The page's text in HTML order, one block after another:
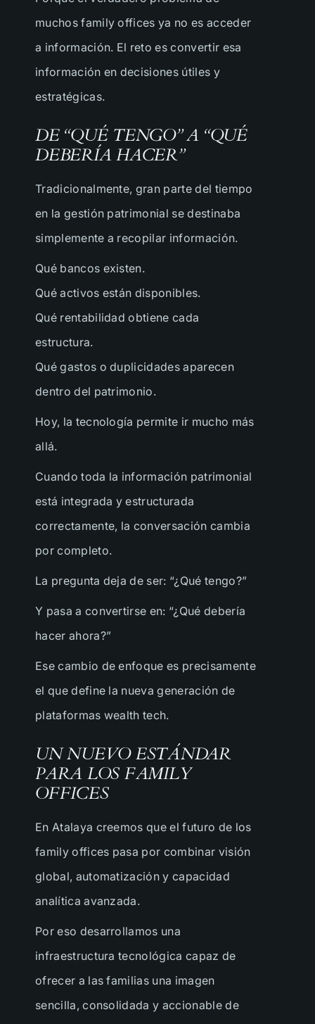
muchos family offices ya no es acceder
a información. El reto es convertir esa
información en decisiones útiles y
estratégicas.
DE “QUÉ TENGO” A “QUÉ
DEBERÍA HACER”
Tradicionalmente, gran parte del tiempo
en la gestión patrimonial se destinaba
simplemente a recopilar información.
Qué bancos existen.
Qué activos están disponibles.
Qué rentabilidad obtiene cada
estructura.
Qué gastos o duplicidades aparecen
dentro del patrimonio.
Hoy, la tecnología permite ir mucho más
allá.
Cuando toda la información patrimonial
está integrada y estructurada
correctamente, la conversación cambia
por completo.
La pregunta deja de ser: “¿Qué tengo?”
Y pasa a convertirse en: “¿Qué debería
hacer ahora?”
Ese cambio de enfoque es precisamente
el que define la nueva generación de
plataformas wealth tech.
UN NUEVO ESTÁNDAR
PARA LOS FAMILY
OFFICES
En Atalaya creemos que el futuro de los
family offices pasa por combinar visión
global, automatización y capacidad
analítica avanzada.
Por eso desarrollamos una
infraestructura tecnológica capaz de
ofrecer a las familias una imagen
sencilla, consolidada y accionable de
Nombre Completo
Empresa
¿Cuál es tu necesidad?
¿En qué podemos ayudarte?
web